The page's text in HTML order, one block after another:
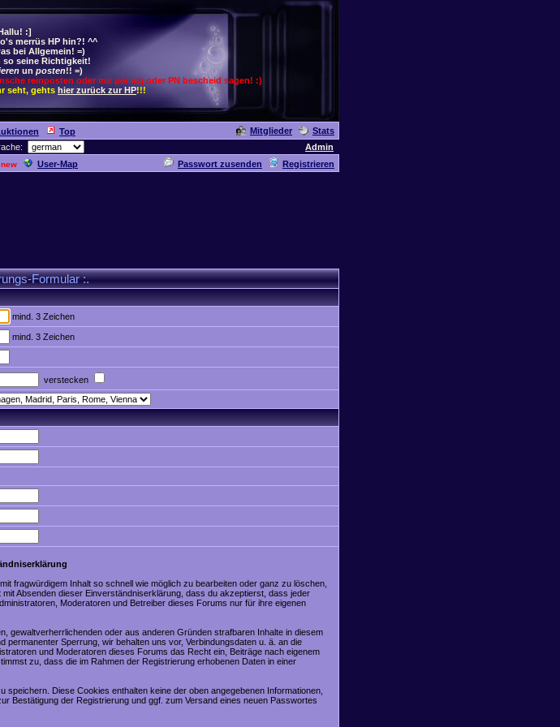
:]
merrüs HP hin?! ^^
bei Allgemein! =)
so seine Richtigkeit!
un posten!! =)
reinposten oder mir per icq oder PN bescheid sagen! :)
seht, gehts hier zurück zur HP!!!
Top Mitglieder
Stats
Admin
new User-Map Passwort zusenden Registrieren
Formular :.
mind. 3 Zeichen
mind. 3 Zeichen
verstecken
fragwürdigem Inhalt so schnell wie möglich zu bearbeiten oder ganz zu löschen,
Absenden dieser Einverständniserklärung, dass du akzeptierst, dass jeder
Moderatoren und Betreiber dieses Forums nur für ihre eigenen
gewaltverherrlichenden oder aus anderen Gründen strafbaren Inhalte in diesem
Sperrung, wir behalten uns vor, Verbindungsdaten u. ä. an die
und Moderatoren dieses Forums das Recht ein, Beiträge nach eigenem
zu, dass die im Rahmen der Registrierung erhobenen Daten in einer
Diese Cookies enthalten keine der oben angegebenen Informationen,
Bestätigung der Registrierung und ggf. zum Versand eines neuen Passwortes